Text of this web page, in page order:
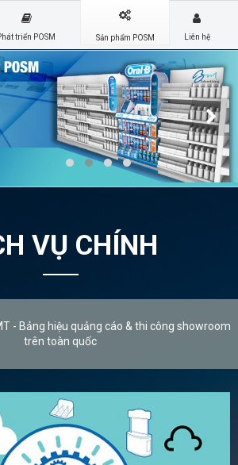
VỤ CHÍNH
- Bảng hiệu quảng cáo & thi công showroom
trên toàn quốc
triển POSM Sản phẩm POSM Liên hệ